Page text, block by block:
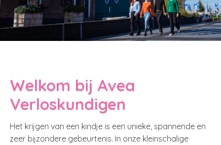
Welkom bij Avea
Verloskundigen
Het krijgen van een kindje is een unieke, spannende en
zeer bijzondere gebeurtenis. In onze kleinschalige